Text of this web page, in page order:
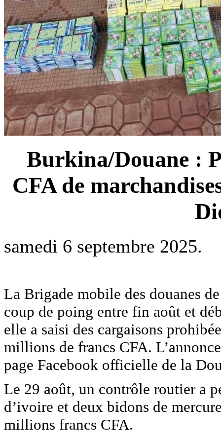
Burkina/Douane :
CFA de
samedi 6 septembre 2025.
La Brigade mobile des douanes
coup de poing entre fin août et
elle a saisi des cargaisons
millions de francs CFA.
page Facebook officielle de la
Le 29 août, un contrôle routier a
d’ivoire et deux bidons de
millions francs CFA.